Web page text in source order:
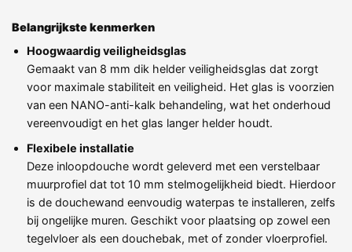
Belangrijkste kenmerken
Hoogwaardig veiligheidsglas
Gemaakt van 8 mm dik helder veiligheidsglas dat zorgt
voor maximale stabiliteit en veiligheid. Het glas is voorzien
van een NANO-anti-kalk behandeling, wat het onderhoud
vereenvoudigt en het glas langer helder houdt.
Flexibele installatie
Deze inloopdouche wordt geleverd met een verstelbaar
muurprofiel dat tot 10 mm stelmogelijkheid biedt. Hierdoor
is de douchewand eenvoudig waterpas te installeren, zelfs
bij ongelijke muren. Geschikt voor plaatsing op zowel een
tegelvloer als een douchebak, met of zonder vloerprofiel.